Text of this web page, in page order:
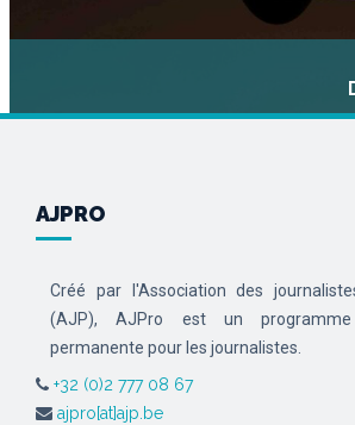
AJPRO
Créé par l'Association des
(AJP), AJPro est un
permanente pour les journalistes.
+32 (0)2 777 08 67
ajpro[at]ajp.be